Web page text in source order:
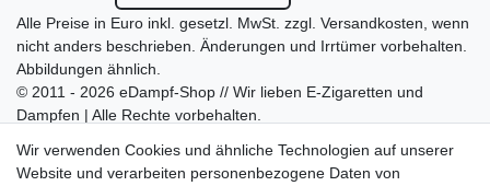
Alle Preise in Euro inkl. gesetzl. MwSt. zzgl. Versandkosten, wenn
nicht anders beschrieben. Änderungen und Irrtümer vorbehalten.
Abbildungen ähnlich.
© 2011 - 2026 eDampf-Shop // Wir lieben E-Zigaretten und
Dampfen | Alle Rechte vorbehalten.
mit vielen spannenden Artikeln.
Wir verwenden Cookies und ähnliche Technologien auf unserer
Website und verarbeiten personenbezogene Daten von